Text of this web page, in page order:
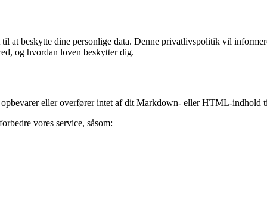
beskytte dine personlige data. Denne privatlivspolitik vil
og hvordan loven beskytter dig.
eller overfører intet af dit Markdown- eller HTML-indhold
vores service, såsom: